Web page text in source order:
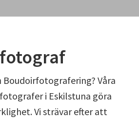
Boudoirfotografering? Våra
i Eskilstuna göra
Vi strävar efter att